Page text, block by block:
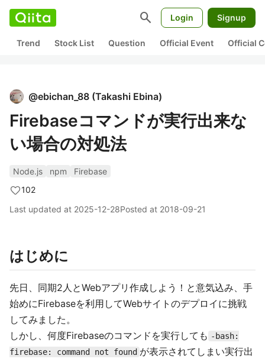
search Login Signup
Trend Stock List Question Official Event Official
@ebichan_88 (Takashi Ebina)
Firebaseコマンドが実行出来な
い場合の対処法
Node.js npm
Firebase
102
Last updated at 2025-12-28Posted at 2018-09-21
はじめに
先日、同期2人とWebアプリ作成しよう！と意気込み、手
始めにFirebaseを利用してWebサイトのデプロイに挑戦
してみました。
しかし、何度Firebaseのコマンドを実行しても -bash:
firebase: command not found が表示されてしまい実行出